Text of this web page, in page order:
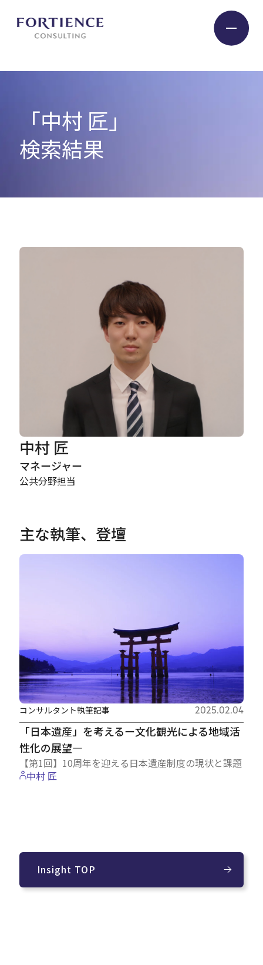
Service
サイト内検索
「中村 匠」
検索結果
中村 匠
マネージャー
公共分野担当
主な執筆、登壇
「日本遺産」を考えるー文化観光による地域活
性化の展望―
【第1回】10周年を迎える日本遺産制度の現状と課題
コンサルタント執筆記事 2025.02.04
中村 匠
Insight TOP